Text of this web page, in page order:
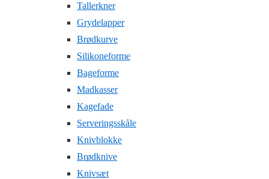
Tallerkner
Grydelapper
Brødkurve
Silikoneforme
Bageforme
Madkasser
Kagefade
Serveringsskåle
Knivblokke
Brødknive
Knivsæt